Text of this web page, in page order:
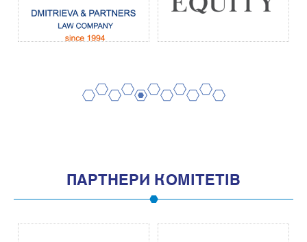
ПАРТНЕРИ КОМІТЕТІВ